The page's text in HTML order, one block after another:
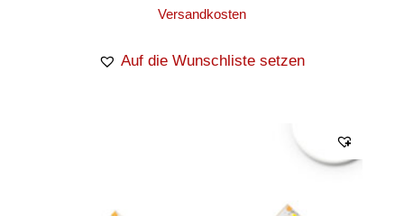
Versandkosten
Auf die Wunschliste setzen